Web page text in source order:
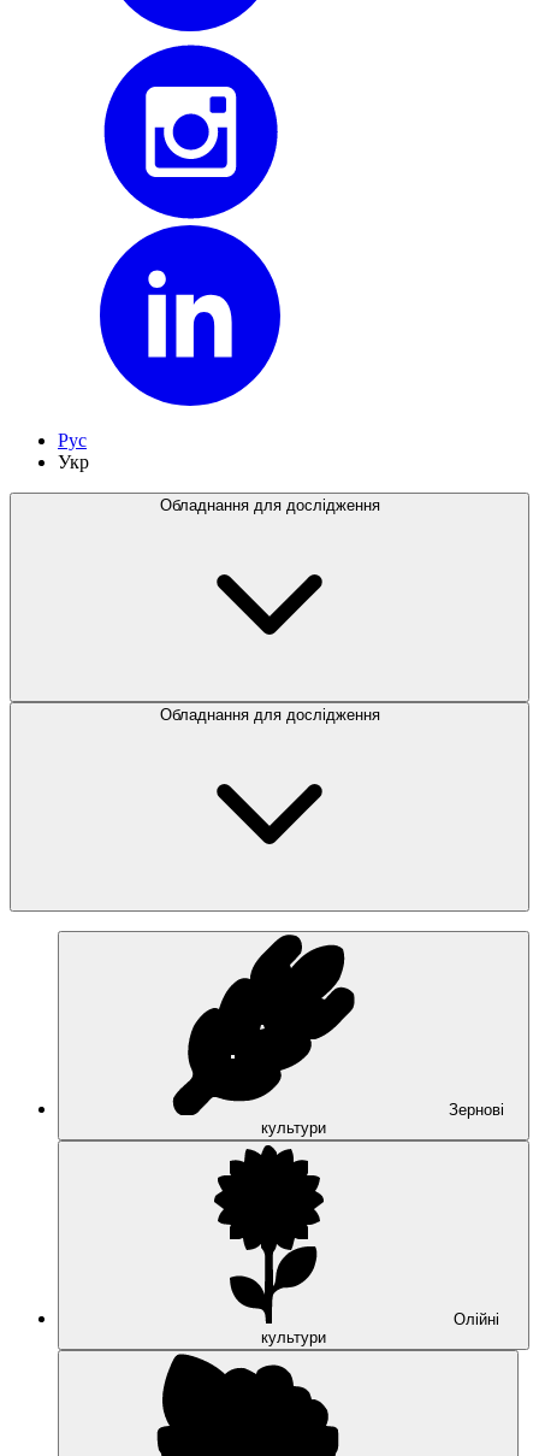
Рус
Укр
Обладнання для дослідження
Обладнання для дослідження
Зернові
культури
Олійні
культури